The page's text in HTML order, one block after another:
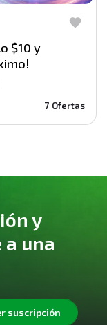
$10 y
7 Ofertas
y
una
suscripción